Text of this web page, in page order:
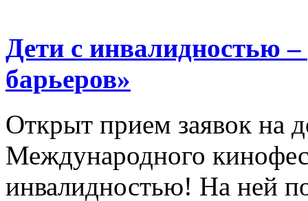
Дети с инвалидностью
барьеров»
Открыт прием заявок на
Международного
инвалидностью! На ней